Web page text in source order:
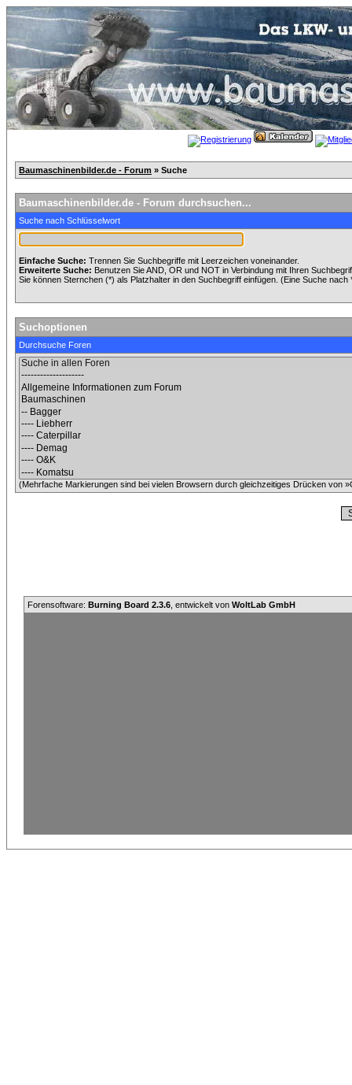
Baumaschinenbilder.de - Forum » Suche
Baumaschinenbilder.de - Forum durchsuchen...
Suche nach Schlüsselwort
Einfache Suche: Trennen Sie Suchbegriffe mit Leerzeichen voneinander.
Erweiterte Suche: Benutzen Sie AND, OR und NOT in Verbindung mit Ihren
Sie können Sternchen (*) als Platzhalter in den Suchbegriff einfügen. (Eine Suche
Suchoptionen
Durchsuche Foren
(Mehrfache Markierungen sind bei vielen Browsern durch gleichzeitiges Drücken von
Forensoftware: Burning Board 2.3.6 , entwickelt von WoltLab GmbH